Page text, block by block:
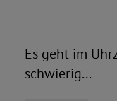
Es geht im
schwierig...